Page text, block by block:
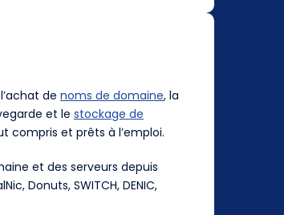
de noms de domaine, la
et le stockage de
compris et prêts à l’emploi.
et des serveurs depuis
Donuts, SWITCH, DENIC,